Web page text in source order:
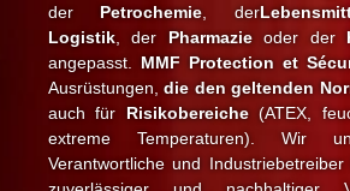
der Petrochemie , der
Logistik , der Pharmazieoder der
angepasst. MMF Protection et
Ausrüstungen,die den geltenden
auch für Risikobereiche(ATEX,
extreme Temperaturen). Wir
Verantwortliche und